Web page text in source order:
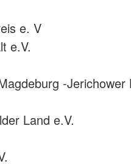
e. V
e.V.
-Jerichower
Land e.V.